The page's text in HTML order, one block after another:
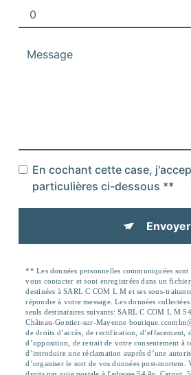
En cochant cette case,
particulières ci-dessous **
Envoyer
** Les données personnelles communiquées sont
vous contacter et sont enregistrées dans un
destinées à SARL C COM L M et ses sous-
répondre à votre message. Les données
seuls destinataires suivants: SARL C COM L M
Château-Gontier-sur-Mayenne
de droits d’accès, de rectification, d’effacement,
d’opposition, de retrait de votre consentement à
d’introduire une réclamation auprès d’une
d’organiser le sort de vos données post-mortem.